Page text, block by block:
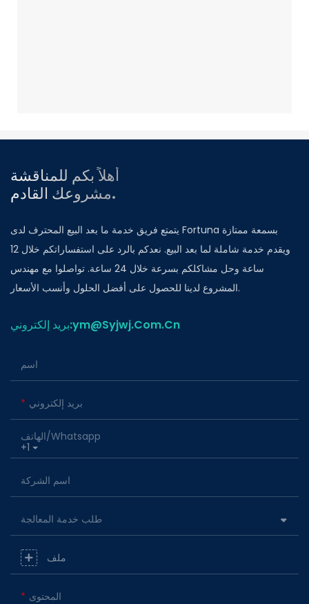
أهلاً بكم للمناقشة
مشروعك القادم.
يتمتع فريق خدمة ما بعد البيع المحترف لدى Fortuna بسمعة ممتازة
ويقدم خدمة شاملة لما بعد البيع. نعدكم بالرد على استفساراتكم خلال 12
ساعة وحل مشاكلكم بسرعة خلال 24 ساعة. تواصلوا مع مهندس
المشروع لدينا للحصول على أفضل الحلول وأنسب الأسعار.
بريد إلكتروني:ym@Syjwj.Com.Cn
اسم
بريد إلكتروني
+1
الهاتف/whatsapp
اسم الشركة
طلب خدمة المعالجة
ملف
المحتوى